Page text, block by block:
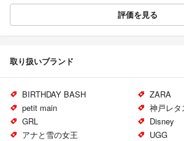
評価を見る
取り扱いブランド
BIRTHDAY BASH
ZARA
petit main
神戸レタ
GRL
Disney
アナと雪の女王
UGG